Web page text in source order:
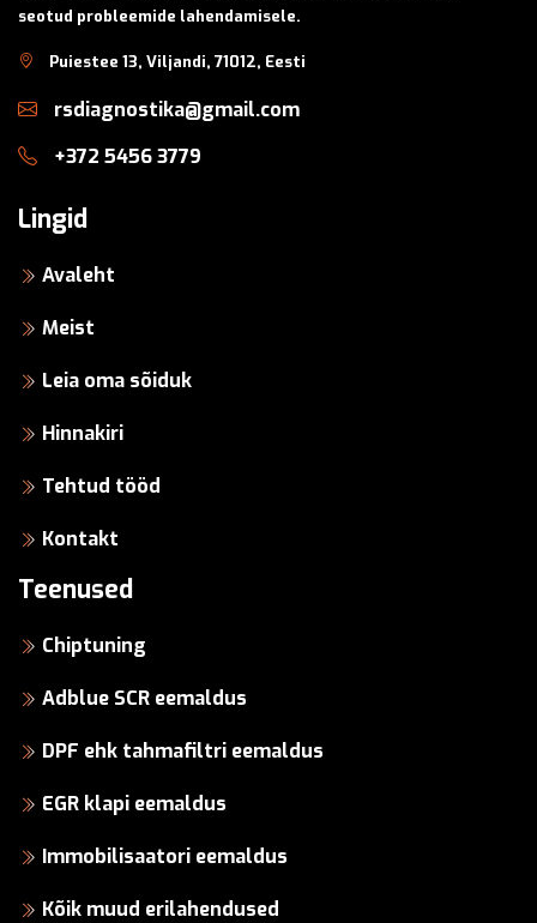
seotud probleemide lahendamisele.
Puiestee 13, Viljandi, 71012, Eesti
rsdiagnostika@gmail.com
+372 5456 3779
Lingid
Avaleht
Meist
Leia oma sõiduk
Hinnakiri
Tehtud tööd
Kontakt
Teenused
Chiptuning
Adblue SCR eemaldus
DPF ehk tahmafiltri eemaldus
EGR klapi eemaldus
Immobilisaatori eemaldus
Kõik muud erilahendused